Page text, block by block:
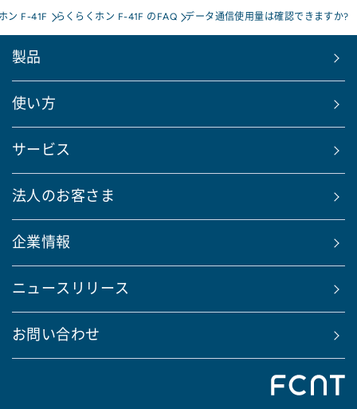
ン F-41F らくらくホン F-41F のFAQ データ通信使用量は確認できますか?
製品
使い方
サービス
法人のお客さま
企業情報
ニュースリリース
お問い合わせ